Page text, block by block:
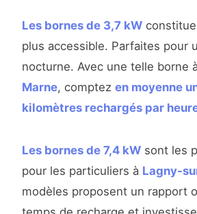
Les bornes de 3,7 kW
plus accessible. Parfaites pour
nocturne. Avec une telle borne
Marne, comptez en moyenne
kilomètres rechargés par
Les bornes de 7,4 kW sont les
pour les particuliers à Lagny-
modèles proposent un rapport